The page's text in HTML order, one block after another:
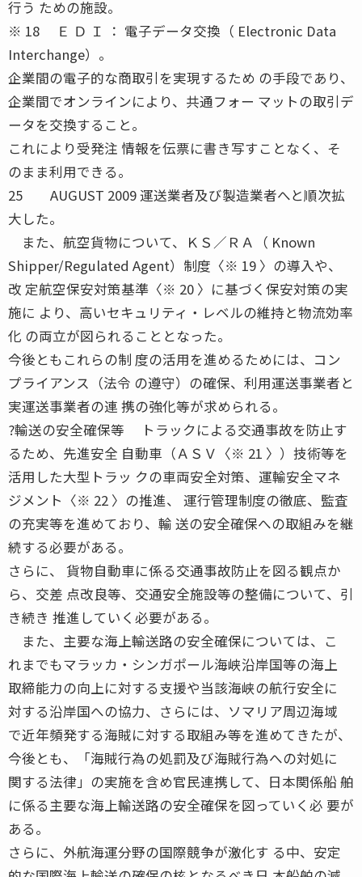
行う ための施設。
※ 18 Ｅ Ｄ Ｉ ： 電子データ交換（ Electronic Data
Interchange）。
企業間の電子的な商取引を実現するため の手段であり、
企業間でオンラインにより、共通フォー マットの取引デ
ータを交換すること。
これにより受発注 情報を伝票に書き写すことなく、そ
のまま利用できる。
25 AUGUST 2009 運送業者及び製造業者へと順次拡
大した。
また、航空貨物について、ＫＳ／ＲＡ（ Known
Shipper/Regulated Agent）制度〈※ 19 〉の導入や、
改 定航空保安対策基準〈※ 20 〉に基づく保安対策の実
施に より、高いセキュリティ・レベルの維持と物流効率
化 の両立が図られることとなった。
今後ともこれらの制 度の活用を進めるためには、コン
プライアンス（法令 の遵守）の確保、利用運送事業者と
実運送事業者の連 携の強化等が求められる。
?輸送の安全確保等 トラックによる交通事故を防止す
るため、先進安全 自動車（ＡＳＶ〈※ 21 〉）技術等を
活用した大型トラッ クの車両安全対策、運輸安全マネ
ジメント〈※ 22 〉の推進、 運行管理制度の徹底、監査
の充実等を進めており、輸 送の安全確保への取組みを継
続する必要がある。
さらに、 貨物自動車に係る交通事故防止を図る観点か
ら、交差 点改良等、交通安全施設等の整備について、引
き続き 推進していく必要がある。
また、主要な海上輸送路の安全確保については、こ
れまでもマラッカ・シンガポール海峡沿岸国等の海上
取締能力の向上に対する支援や当該海峡の航行安全に
対する沿岸国への協力、さらには、ソマリア周辺海域
で近年頻発する海賊に対する取組み等を進めてきたが、
今後とも、「海賊行為の処罰及び海賊行為への対処に
関する法律」の実施を含め官民連携して、日本関係船 舶
に係る主要な海上輸送路の安全確保を図っていく必 要が
ある。
さらに、外航海運分野の国際競争が激化す る中、安定